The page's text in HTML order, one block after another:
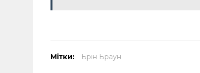
Мітки: Брін Браун